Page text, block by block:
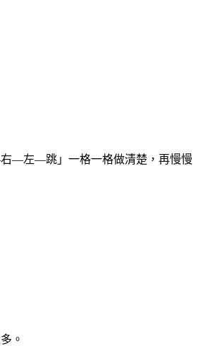
右—左—跳」一格一格做清楚，再慢慢
。